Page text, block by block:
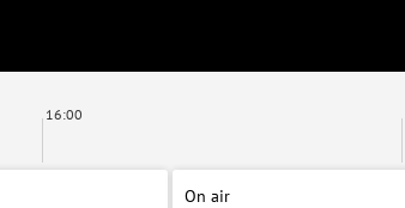
16:00
On air